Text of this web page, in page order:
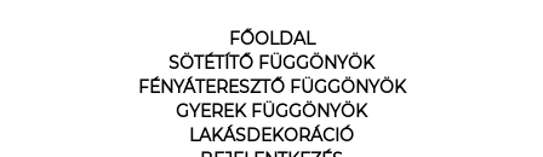
FŐOLDAL
SÖTÉTÍTŐ FÜGGÖNYÖK
FÉNYÁTERESZTŐ FÜGGÖNYÖK
GYEREK FÜGGÖNYÖK
LAKÁSDEKORÁCIÓ